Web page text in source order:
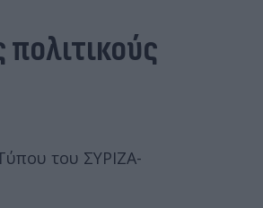
του ΣΥΡΙΖΑ-